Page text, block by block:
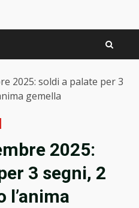
2025: soldi a palate per 3
gemella
2025:
3 segni, 2
l’anima